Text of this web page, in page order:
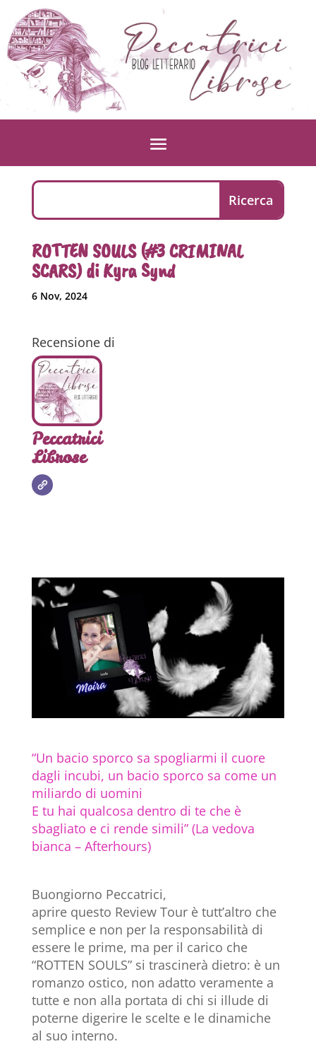
ROTTEN SOULS (#3 CRIMINAL
SCARS) di Kyra Synd
6 Nov, 2024
Recensione di
Peccatrici
Librose
“Un bacio sporco sa spogliarmi il cuore
dagli incubi, un bacio sporco sa come un
miliardo di uomini
E tu hai qualcosa dentro di te che è
sbagliato e ci rende simili” (La vedova
bianca – Afterhours)
Buongiorno Peccatrici,
aprire questo Review Tour è tutt’altro che
semplice e non per la responsabilità di
essere le prime, ma per il carico che
“ROTTEN SOULS” si trascinerà dietro: è un
romanzo ostico, non adatto veramente a
tutte e non alla portata di chi si illude di
poterne digerire le scelte e le dinamiche
al suo interno.